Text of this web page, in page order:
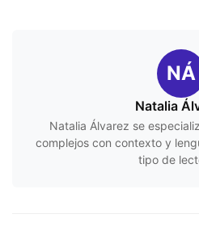
NÁ
Natalia
Natalia Álvarez se
complejos con contexto y
tipo de